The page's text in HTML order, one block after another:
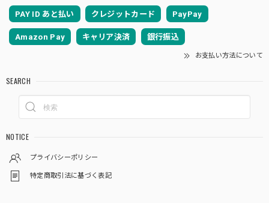
PAY ID あと払い クレジットカード PayPay
Amazon Pay キャリア決済 銀行振込
お支払い方法について
SEARCH
NOTICE
プライバシーポリシー
特定商取引法に基づく表記